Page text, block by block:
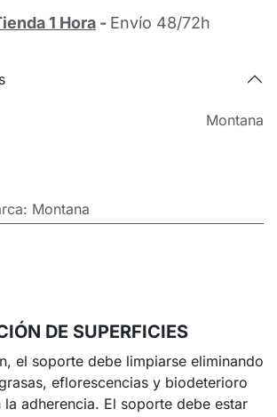
1 Hora - Envío 48/72h
Montana
: Montana
DE SUPERFICIES
el soporte debe limpiarse eliminando
eflorescencias y biodeterioro
adherencia. El soporte debe estar